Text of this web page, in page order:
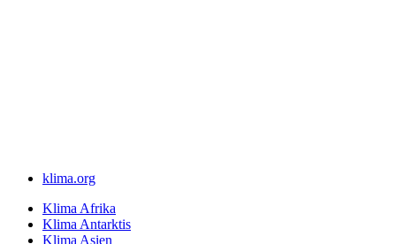
klima.org
Klima Afrika
Klima Antarktis
Klima Asien